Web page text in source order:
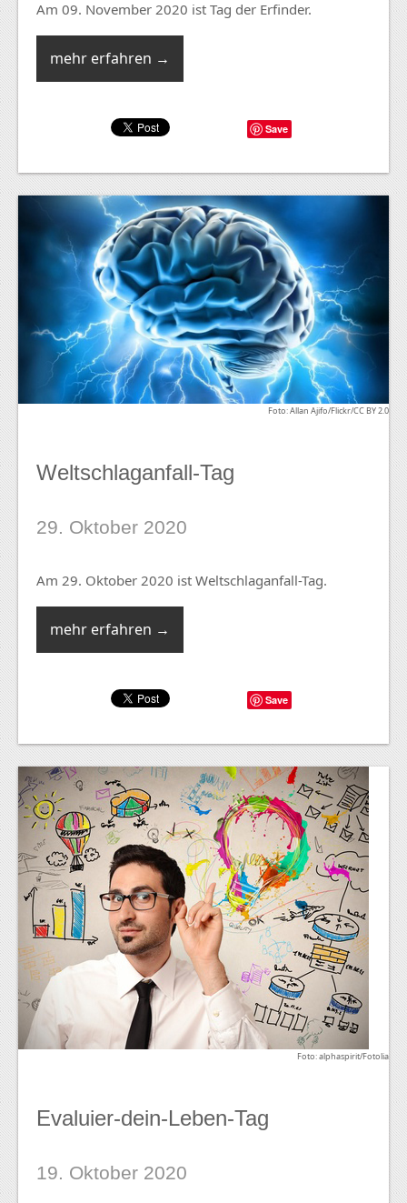
Am 09. November 2020 ist Tag der Erfinder.
mehr erfahren →
Save
Foto: Allan Ajifo/Flickr/CC BY 2.0
Weltschlaganfall-Tag
29. Oktober 2020
Am 29. Oktober 2020 ist Weltschlaganfall-Tag.
mehr erfahren →
Save
Foto: alphaspirit/Fotolia
Evaluier-dein-Leben-Tag
19. Oktober 2020